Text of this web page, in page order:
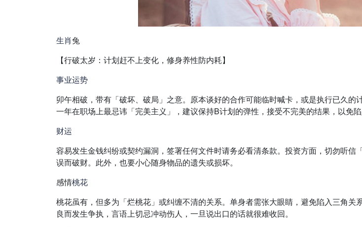
生肖兔
【行破太岁：计划赶不上变化，修身养性防内耗】
事业运势
卯午相破，带有「破坏、破局」之意。原本谈好的合作可能临时喊卡，或是执行已久的
一年在职场上最忌讳「完美主义」，建议保持B计划的弹性，接受不完美的结果，以免陷
财运
容易发生金钱纠纷或契约漏洞，签署任何文件时请务必看清条款。投资方面，切勿听信
误而破财。此外，也要小心随身物品的遗失或损坏。
感情桃花
桃花虽有，但多为「烂桃花」或纠缠不清的关系。单身者需张大眼睛，避免陷入三角关
良而发生争执，言语上切忌冲动伤人，一旦说出口的话就很难收回。